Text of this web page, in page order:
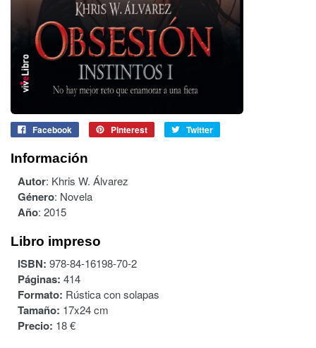
Facebook Pinterest Twitter
Información
Autor: Khris W. Álvarez
Género: Novela
Año: 2015
Libro impreso
ISBN: 978-84-16198-70-2
Páginas: 414
Formato: Rústica con solapas
Tamaño: 17x24 cm
Precio: 18 €